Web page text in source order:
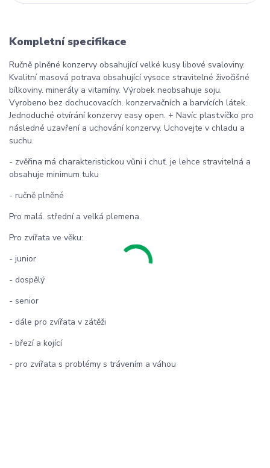
Kompletní specifikace
Ručně plněné konzervy obsahující velké kusy libové svaloviny.
Kvalitní masová potrava obsahující vysoce stravitelné živočišné
bílkoviny. minerály a vitamíny. Výrobek neobsahuje soju.
Vyrobeno bez dochucovacích. konzervačních a barvících látek.
Jednoduché otvírání konzervy easy open. + Navíc plast.víčko pro
následné uzavření a uchování konzervy. Uchovejte v chladu a
suchu.
- zvěřina má charakteristickou vůni i chuť. je lehce stravitelná a
obsahuje minimum tuku
- ručně plněné
Pro malá. střední a velká plemena.
Pro zvířata ve věku:
- junior
- dospělý
- senior
- dále pro zvířata v zátěži
- březí a kojící
- pro zvířata s problémy s trávením a váhou